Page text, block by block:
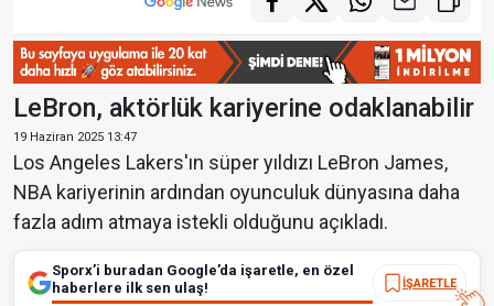
LeBron, aktörlük kariyerine odaklanabilir
19 Haziran 2025 13:47
Los Angeles Lakers'ın süper yıldızı LeBron James,
NBA kariyerinin ardından oyunculuk dünyasına daha
fazla adım atmaya istekli olduğunu açıkladı.
Sporx’i buradan Google’da işaretle, en özel
haberlere ilk sen ulaş!
İŞARETLE